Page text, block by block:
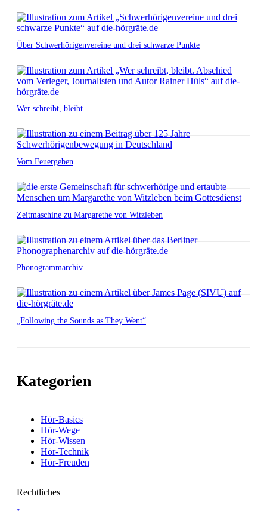
Über Schwerhörigenvereine und drei schwarze Punkte
Wer schreibt, bleibt.
Vom Feuergeben
Zeitmaschine zu Margarethe von Witzleben
Phonogrammarchiv
„Following the Sounds as They Went“
Kategorien
Hör-Basics
Hör-Wege
Hör-Wissen
Hör-Technik
Hör-Freuden
Rechtliches